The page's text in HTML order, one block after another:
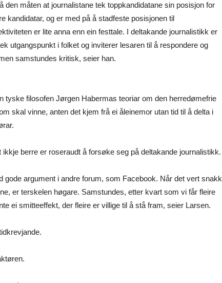
den måten at journalistane tek toppkandidatane sin posisjon for
kandidatar, og er med på å stadfeste posisjonen til
er lite anna enn ein festtale. I deltakande journalistikk er
utgangspunkt i folket og inviterer lesaren til å respondere og
samstundes kritisk, seier han.
tyske filosofen Jørgen Habermas teoriar om den herredømefrie
skal vinne, anten det kjem frå ei åleinemor utan tid til å delta i
berre er roseraudt å forsøke seg på deltakande journalistikk.
gode argument i andre forum, som Facebook. Når det vert snakk
er terskelen høgare. Samstundes, etter kvart som vi får fleire
ei smitteeffekt, der fleire er villige til å stå fram, seier Larsen.